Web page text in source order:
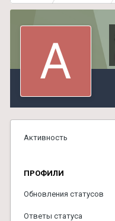
Активность
ПРОФИЛИ
Обновления статусов
Ответы статуса